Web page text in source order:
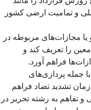
و تمامیت ارضی کشور
یا مجازات‌های مربوطه در
را تعریف کند و
فراهم آورد.
با جمله پردازی‌های
تشدید تضاد فراهم
تفاهم به رشته تحریر در